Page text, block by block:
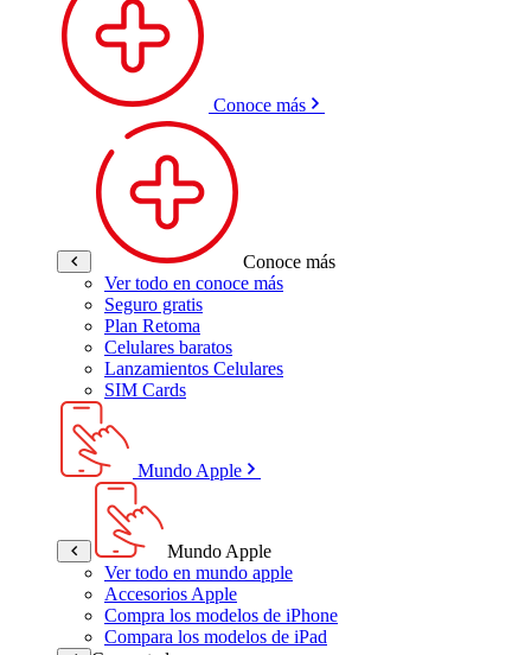
Conoce más
Conoce más
Ver todo en conoce más
Seguro gratis
Plan Retoma
Celulares baratos
Lanzamientos Celulares
SIM Cards
Mundo Apple
Mundo Apple
Ver todo en mundo apple
Accesorios Apple
Compra los modelos de iPhone
Compara los modelos de iPad